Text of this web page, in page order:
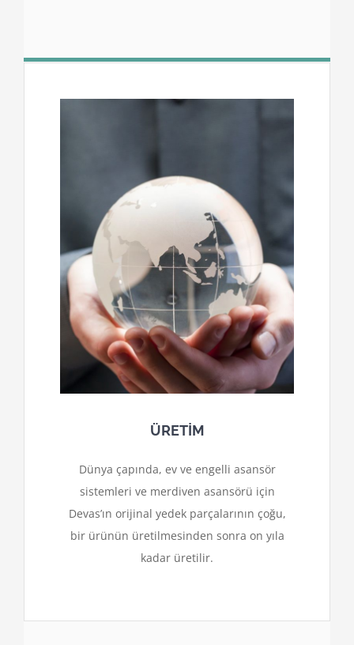
ÜRETİM
Dünya çapında, ev ve engelli asansör
sistemleri ve merdiven asansörü için
Devas’ın orijinal yedek parçalarının çoğu,
bir ürünün üretilmesinden sonra on yıla
kadar üretilir.